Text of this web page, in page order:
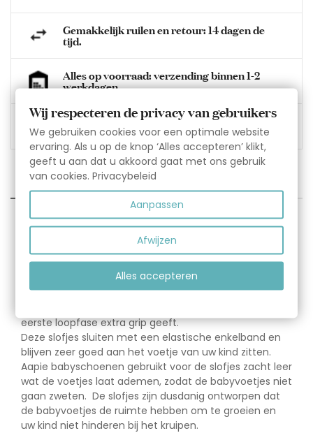
Gemakkelijk ruilen en retour: 14 dagen de
tijd.
Alles op voorraad: verzending binnen 1-2
werkdagen.
100% garantie. Niet tevreden, wij lossen het
op!
OMSCHRIJVING
Omschrijving:
Sportief wit/roze leren babyslofje met grijze ster.
Sluiting door elastische enkelband.
Het Aapie babyslofje 'Sport Bali' is gemaakt van 100%
eerste loopfase extra grip geeft.
Deze slofjes sluiten met een elastische enkelband en
blijven zeer goed aan het voetje van uw kind zitten.
Aapie babyschoenen gebruikt voor de slofjes zacht leer
wat de voetjes laat ademen, zodat de babyvoetjes niet
gaan zweten. De slofjes zijn dusdanig ontworpen dat
de babyvoetjes de ruimte hebben om te groeien en
uw kind niet hinderen bij het kruipen.
Wij respecteren de privacy van gebruikers
We gebruiken cookies voor een optimale website
ervaring. Als u op de knop ‘Alles accepteren’ klikt,
geeft u aan dat u akkoord gaat met ons gebruik
van cookies.Privacybeleid
Aanpassen
Afwijzen
Alles accepteren